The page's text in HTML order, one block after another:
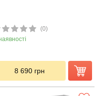
(0)
8 690 грн